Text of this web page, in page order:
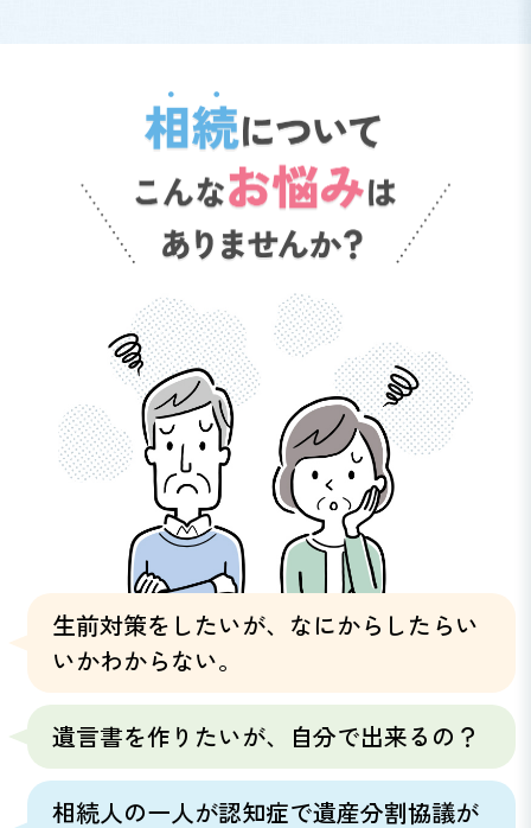
生前対策をしたいが、なにからしたらい
いかわからない。
遺言書を作りたいが、自分で出来るの？
相続人の一人が認知症で遺産分割協議が